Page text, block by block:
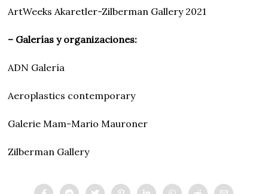
ArtWeeks Akaretler-Zilberman Gallery 2021
– Galerías y organizaciones:
ADN Galería
Aeroplastics contemporary
Galerie Mam-Mario Mauroner
Zilberman Gallery